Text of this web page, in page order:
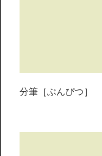
分筆［ぶんぴつ］